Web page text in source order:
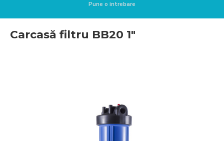
Pune o intrebare
Carcasă filtru BB20 1"